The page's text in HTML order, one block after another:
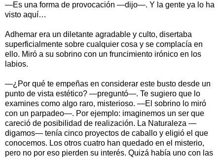
—Es una forma de provocación —dijo—. Y la gente ya lo ha
visto aquí…
Adhemar era un diletante agradable y culto, disertaba
superficialmente sobre cualquier cosa y se complacía en
ello. Miró a su sobrino con un fruncimiento irónico en los
labios.
—¿Por qué te empeñas en considerar este busto desde un
punto de vista estético? —preguntó—. Te sugiero que lo
examines como algo raro, misterioso. —El sobrino lo miró
con un parpadeo—. Por ejemplo: imaginemos un ser que
careció de posibilidad de realización. La Naturaleza —
digamos— tenía cinco proyectos de caballo y eligió el que
conocemos. Los otros cuatro han quedado en el misterio,
pero no por eso pierden su interés. Quizá había uno con las